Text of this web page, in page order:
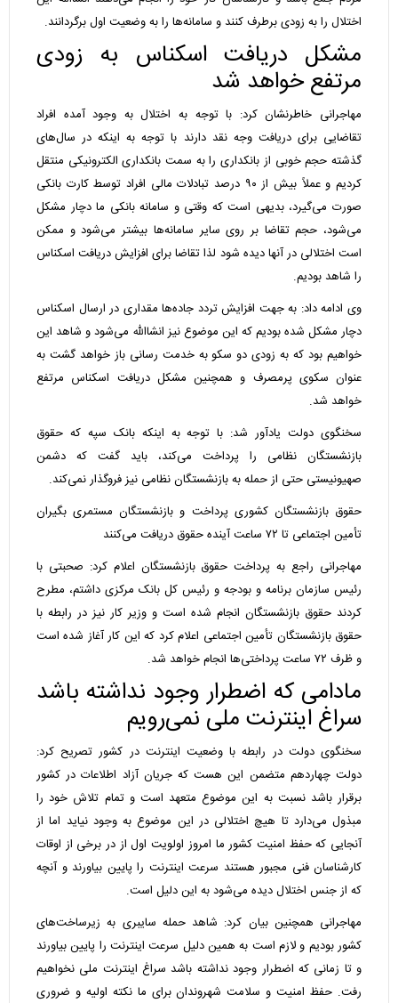
اختلال را به زودی برطرف کنند و سامانه‌ها را به وضعیت اول برگردانند.
مشکل دریافت اسکناس به زودی
مرتفع خواهد شد
مهاجرانی خاطرنشان کرد: با توجه به اختلال به وجود آمده افراد
تقاضایی برای دریافت وجه نقد دارند با توجه به اینکه در سال‌های
گذشته حجم خوبی از بانکداری را به سمت بانکداری الکترونیکی منتقل
کردیم و عملاً بیش از ۹۰ درصد تبادلات مالی افراد توسط کارت بانکی
صورت می‌گیرد، بدیهی است که وقتی و سامانه بانکی ما دچار مشکل
می‌شود، حجم تقاضا بر روی سایر سامانه‌ها بیشتر می‌شود و ممکن
است اختلالی در آنها دیده شود لذا تقاضا برای افزایش دریافت اسکناس
را شاهد بودیم.
وی ادامه داد: به جهت افزایش تردد جاده‌ها مقداری در ارسال اسکناس
دچار مشکل شده بودیم که این موضوع نیز انشاالله می‌شود و شاهد این
خواهیم بود که به زودی دو سکو به خدمت رسانی باز خواهد گشت به
عنوان سکوی پرمصرف و همچنین مشکل دریافت اسکناس مرتفع
خواهد شد.
سخنگوی دولت یادآور شد: با توجه به اینکه بانک سپه که حقوق
بازنشستگان نظامی را پرداخت می‌کند، باید گفت که دشمن
صهیونیستی حتی از حمله به بازنشستگان نظامی نیز فروگذار نمی‌کند.
حقوق بازنشستگان کشوری پرداخت و بازنشستگان مستمری بگیران
تأمین اجتماعی تا ۷۲ ساعت آینده حقوق دریافت می‌کنند
مهاجرانی راجع به پرداخت حقوق بازنشستگان اعلام کرد: صحبتی با
رئیس سازمان برنامه و بودجه و رئیس کل بانک مرکزی داشتم، مطرح
کردند حقوق بازنشستگان انجام شده است و وزیر کار نیز در رابطه با
حقوق بازنشستگان تأمین اجتماعی اعلام کرد که این کار آغاز شده است
و ظرف ۷۲ ساعت پرداختی‌ها انجام خواهد شد.
مادامی که اضطرار وجود نداشته باشد
سراغ اینترنت ملی نمی‌رویم
سخنگوی دولت در رابطه با وضعیت اینترنت در کشور تصریح کرد:
دولت چهاردهم متضمن این هست که جریان آزاد اطلاعات در کشور
برقرار باشد نسبت به این موضوع متعهد است و تمام تلاش خود را
مبذول می‌دارد تا هیچ اختلالی در این موضوع به وجود نیاید اما از
آنجایی که حفظ امنیت کشور ما امروز اولویت اول از در برخی از اوقات
کارشناسان فنی مجبور هستند سرعت اینترنت را پایین بیاورند و آنچه
که از جنس اختلال دیده می‌شود به این دلیل است.
مهاجرانی همچنین بیان کرد: شاهد حمله سایبری به زیرساخت‌های
کشور بودیم و لازم است به همین دلیل سرعت اینترنت را پایین بیاورند
و تا زمانی که اضطرار وجود نداشته باشد سراغ اینترنت ملی نخواهیم
رفت. حفظ امنیت و سلامت شهروندان برای ما نکته اولیه و ضروری